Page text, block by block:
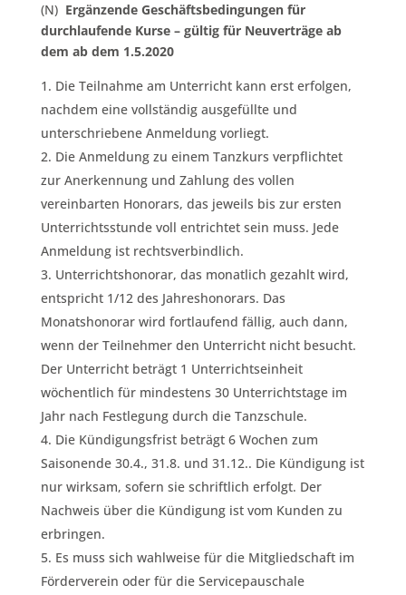
(N) Ergänzende Geschäftsbedingungen für
durchlaufende Kurse – gültig für Neuverträge ab
dem ab dem 1.5.2020
Die Teilnahme am Unterricht kann erst erfolgen,
nachdem eine vollständigausgefüllte und
unterschriebene Anmeldung vorliegt.
Die Anmeldung zu einem Tanzkurs verpflichtet
zur Anerkennung und Zahlung des vollen
vereinbarten Honorars, das jeweils bis zur ersten
Unterrichtsstunde voll entrichtet sein muss. Jede
Anmeldung ist rechtsverbindlich.
Unterrichtshonorar, das monatlich gezahlt wird,
entspricht 1/12 des Jahreshonorars. Das
Monatshonorar wird fortlaufend fällig, auch dann,
wenn der Teilnehmer den Unterricht nicht besucht.
Der Unterricht beträgt 1 Unterrichtseinheit
wöchentlich für mindestens 30 Unterrichtstage im
Jahr nach Festlegung durch die Tanzschule.
Die Kündigungsfrist beträgt 6 Wochen zum
Saisonende 30.4., 31.8. und 31.12.. Die Kündigung ist
nur wirksam, sofern sie schriftlich erfolgt. Der
Nachweis über die Kündigung ist vom Kunden zu
erbringen.
Es muss sich wahlweise für die Mitgliedschaft im
Förderverein oder für die Servicepauschale